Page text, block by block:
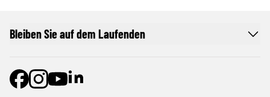
Bleiben Sie auf dem Laufenden